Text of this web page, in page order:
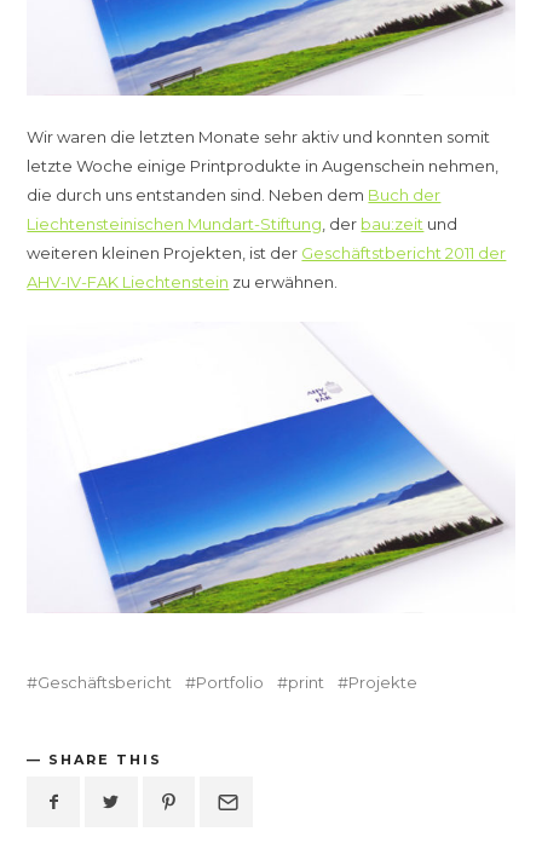
Wir waren die letzten Monate sehr aktiv und konnten somit
letzte Woche einige Printprodukte in Augenschein nehmen,
die durch uns entstanden sind. Neben dem Buch der
Liechtensteinischen Mundart-Stiftung, der bau:zeit und
weiteren kleinen Projekten, ist der Geschäftstbericht 2011 der
AHV-IV-FAK Liechtenstein zu erwähnen.
Geschäftsbericht Portfolio print Projekte
SHARE THIS